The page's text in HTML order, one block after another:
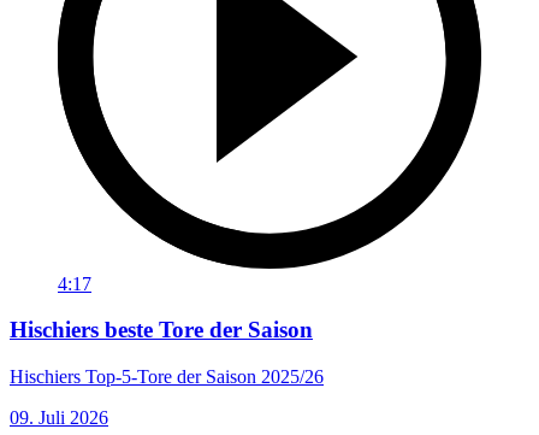
4:17
Hischiers beste Tore der Saison
Hischiers Top-5-Tore der Saison 2025/26
09. Juli 2026